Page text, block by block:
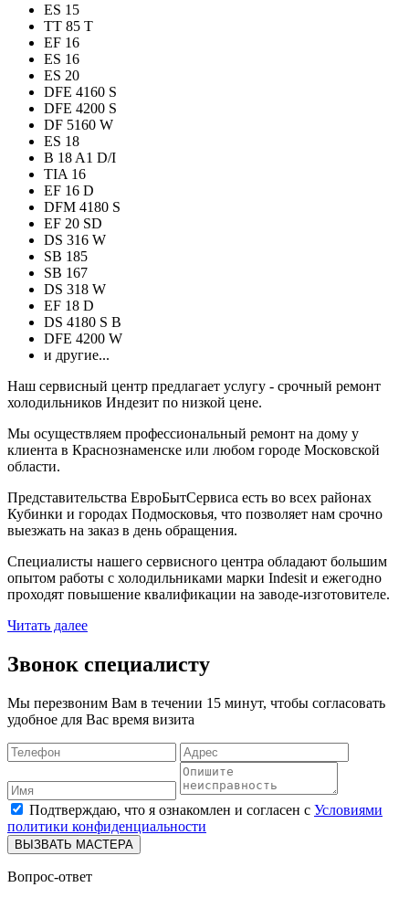
ES 15
TT 85 T
EF 16
ES 16
ES 20
DFE 4160 S
DFE 4200 S
DF 5160 W
ES 18
B 18 A1 D/I
TIA 16
EF 16 D
DFM 4180 S
EF 20 SD
DS 316 W
SB 185
SB 167
DS 318 W
EF 18 D
DS 4180 S B
DFE 4200 W
и другие...
Наш сервисный центр предлагает услугу - срочный ремонт
холодильников Индезит по низкой цене.
Мы осуществляем профессиональный ремонт на дому у
клиента в Краснознаменске или любом городе Московской
области.
Представительства ЕвроБытСервиса есть во всех районах
Кубинки и городах Подмосковья, что позволяет нам срочно
выезжать на заказ в день обращения.
Специалисты нашего сервисного центра обладают большим
опытом работы с холодильниками марки Indesit и ежегодно
проходят повышение квалификации на заводе-изготовителе.
Читать далее
Звонок специалисту
Мы перезвоним Вам в течении 15 минут, чтобы согласовать
удобное для Вас время визита
Подтверждаю, что я ознакомлен и согласен с Условиями
политики конфиденциальности
ВЫЗВАТЬ МАСТЕРА
Вопрос-ответ